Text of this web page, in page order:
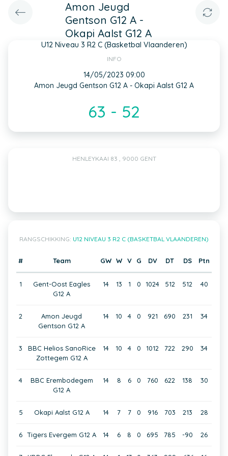
Amon Jeugd
Gentson G12 A -
Okapi Aalst G12 A
U12 Niveau 3 R2 C (Basketbal Vlaanderen)
INFO
14/05/2023 09:00
Amon Jeugd Gentson G12 A - Okapi Aalst G12 A
63 - 52
HENLEYKAAI 83 , 9000 GENT
RANGSCHIKKING: U12 NIVEAU 3 R2 C (BASKETBAL VLAANDEREN)
# Team GW W V G DV DT DS Ptn
1
Gent-Oost Eagles
G12 A
14 13 1 0 1024 512 512 40
2
Amon Jeugd
Gentson G12 A
14 10 4 0 921 690 231 34
3
BBC Helios SanoRice
Zottegem G12 A
14 10 4 0 1012 722 290 34
4
BBC Erembodegem
G12 A
14 8 6 0 760 622 138 30
5 Okapi Aalst G12 A 14 7 7 0 916 703 213 28
6 Tigers Evergem G12 A 14 6 8 0 695 785 -90 26